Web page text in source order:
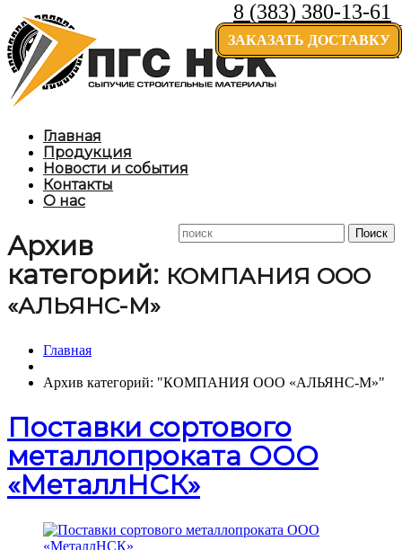
8 (383) 380-13-61
ЗАКАЗАТЬ ДОСТАВКУ
Главная
Продукция
Новости и события
Контакты
О нас
Архив
категорий: КОМПАНИЯ ООО
«АЛЬЯНС-М»
Главная
Архив категорий: "КОМПАНИЯ ООО «АЛЬЯНС-М»"
Поставки сортового
металлопроката ООО
«МеталлНСК»